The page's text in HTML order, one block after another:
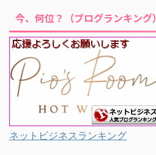
今、何位？（ブログランキング）
ネットビジネスランキング